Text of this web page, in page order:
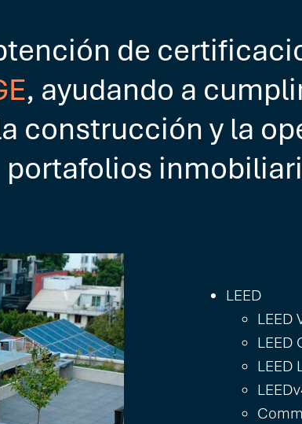
de
, ayudando a
construcción y la
portafolios
LEED
LEED
LEED
LEED